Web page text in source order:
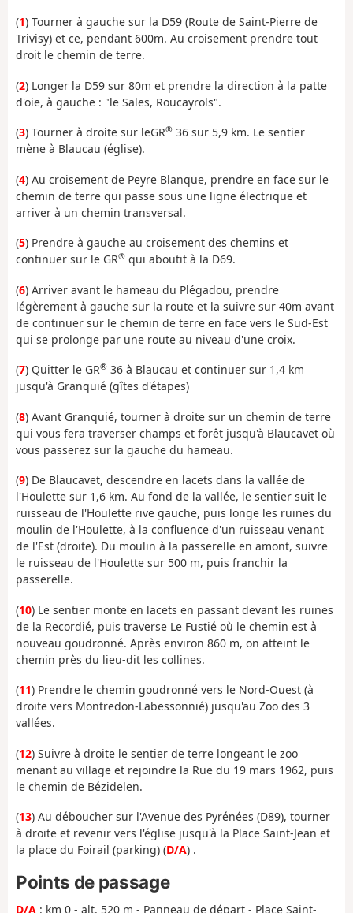
(1) Tourner à gauche sur la D59 (Route de Saint-Pierre de
Trivisy) et ce, pendant 600m. Au croisement prendre tout
droit le chemin de terre.
(2) Longer la D59 sur 80m et prendre la direction à la patte
d'oie, à gauche : "le Sales, Roucayrols".
(3) Tourner à droite sur leGR® 36 sur 5,9 km. Le sentier
mène à Blaucau (église).
(4) Au croisement de Peyre Blanque, prendre en face sur le
chemin de terre qui passe sous une ligne électrique et
arriver à un chemin transversal.
(5) Prendre à gauche au croisement des chemins et
continuer sur le GR® qui aboutit à la D69.
(6) Arriver avant le hameau du Plégadou, prendre
légèrement à gauche sur la route et la suivre sur 40m avant
de continuer sur le chemin de terre en face vers le Sud-Est
qui se prolonge par une route au niveau d'une croix.
(7) Quitter le GR® 36 à Blaucau et continuer sur 1,4 km
jusqu'à Granquié (gîtes d'étapes)
(8) Avant Granquié, tourner à droite sur un chemin de terre
qui vous fera traverser champs et forêt jusqu'à Blaucavet où
vous passerez sur la gauche du hameau.
(9) De Blaucavet, descendre en lacets dans la vallée de
l'Houlette sur 1,6 km. Au fond de la vallée, le sentier suit le
ruisseau de l'Houlette rive gauche, puis longe les ruines du
moulin de l'Houlette, à la confluence d'un ruisseau venant
de l'Est (droite). Du moulin à la passerelle en amont, suivre
le ruisseau de l'Houlette sur 500 m, puis franchir la
passerelle.
(10) Le sentier monte en lacets en passant devant les ruines
de la Recordié, puis traverse Le Fustié où le chemin est à
nouveau goudronné. Après environ 860 m, on atteint le
chemin près du lieu-dit les collines.
(11) Prendre le chemin goudronné vers le Nord-Ouest (à
droite vers Montredon-Labessonnié) jusqu'au Zoo des 3
vallées.
(12) Suivre à droite le sentier de terre longeant le zoo
menant au village et rejoindre la Rue du 19 mars 1962, puis
le chemin de Bézidelen.
(13) Au déboucher sur l'Avenue des Pyrénées (D89), tourner
à droite et revenir vers l'église jusqu'à la Place Saint-Jean et
la place du Foirail (parking) (D/A) .
Points de passage
D/A : km 0 - alt. 520 m - Panneau de départ - Place Saint-